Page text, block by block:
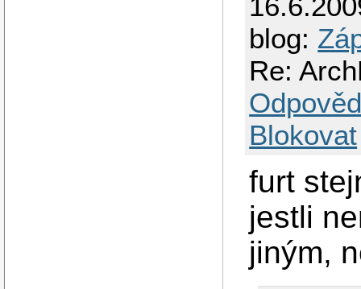
blog:
Re:
Blokovat
furt
jestli
jiným,